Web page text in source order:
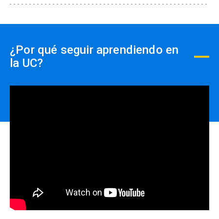
acumulables y deben ser
dinero.
close
¿Por qué seguir aprendiendo en
la UC?